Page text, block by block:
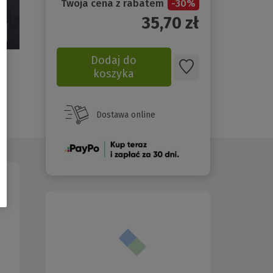
Twoja cena z rabatem -30%
35,70 zł
Dodaj do
koszyka
Dostawa online
(Nowe